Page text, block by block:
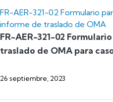
FR-AER-321-02 Formulario
informe de traslado de OMA
FR-AER-321-02
traslado de OMA para
26 septiembre, 2023